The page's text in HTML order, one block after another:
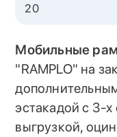
20
Мобильные
"RAMPLO" на
эстакадой с 3-
выгрузкой,